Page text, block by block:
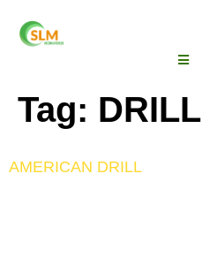
Tag: DRILL
AMERICAN DRILL